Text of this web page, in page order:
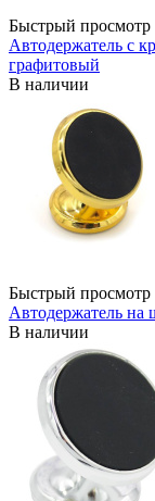
Быстрый просмотр
Автодержатель с
графитовый
В наличии
Быстрый просмотр
Автодержатель
В наличии